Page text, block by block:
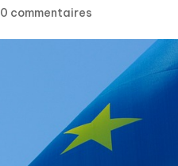
0 commentaires